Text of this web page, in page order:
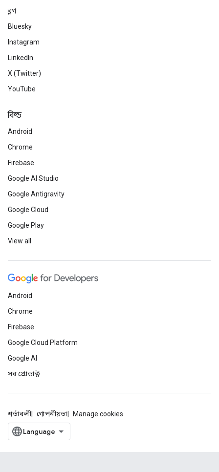
ব্লগ
Bluesky
Instagram
LinkedIn
X (Twitter)
YouTube
বিল্ড
Android
Chrome
Firebase
Google AI Studio
Google Antigravity
Google Cloud
Google Play
View all
Android
Chrome
Firebase
Google Cloud Platform
Google AI
সব প্রোডাক্ট
শর্তাবলী গোপনীয়তা Manage cookies